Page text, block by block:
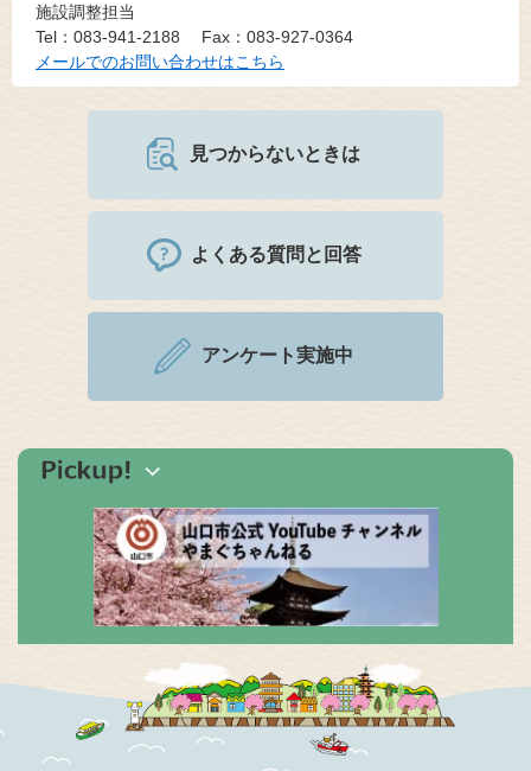
施設調整担当
Tel：083-941-2188
Fax：083-927-0364
メールでのお問い合わせはこちら
見つからないときは
よくある質問と回答
アンケート実施中